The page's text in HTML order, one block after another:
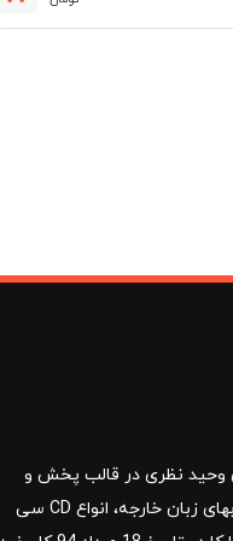
با مدیریت آقای وحید نظری در قالب پخش و
توزیع کتب درسی و کمک آموزشی، کتب دانشگاهی، کتابهای زبان خارجه، انواع CD سی